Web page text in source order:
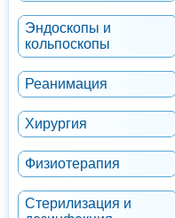
Эндоскопы и
кольпоскопы
Реанимация
Хирургия
Физиотерапия
Стерилизация и